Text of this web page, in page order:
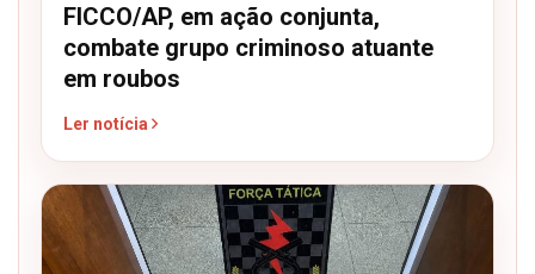
FICCO/AP, em ação conjunta,
combate grupo criminoso atuante
em roubos
Ler notícia